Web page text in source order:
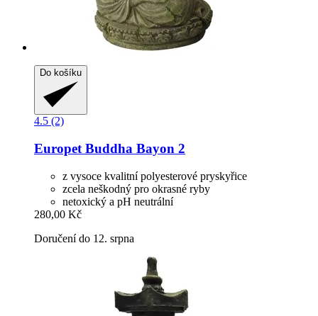
Do košíku
4.5 (2)
Europet Buddha Bayon 2
z vysoce kvalitní polyesterové pryskyřice
zcela neškodný pro okrasné ryby
netoxický a pH neutrální
280,00 Kč
Doručení do 12. srpna